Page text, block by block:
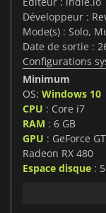
Développeur :
Mode(s) : Solo,
Date de sortie :
Configurations
Minimum
OS: Windows 10
CPU : Core i7
RAM : 6 GB
GPU : GeForce
Radeon RX 480
Espace disque :